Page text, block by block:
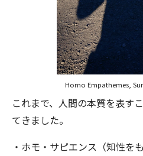
Homo Empathemes,
これまで、人間の本質を表す
てきました。
・ホモ・サピエンス（知性をも